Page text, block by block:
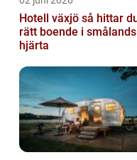
Hotell växjö så hittar du
rätt boende i smålands
hjärta